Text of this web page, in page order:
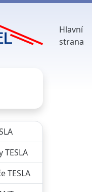
Hlavní
strana
TESLA